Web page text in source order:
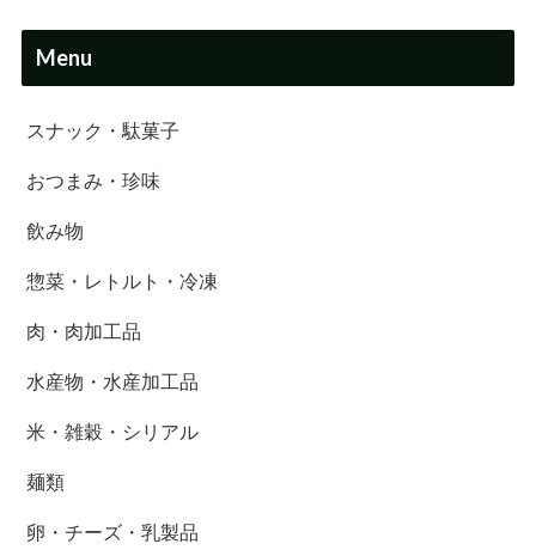
Menu
スナック・駄菓子
おつまみ・珍味
飲み物
惣菜・レトルト・冷凍
肉・肉加工品
水産物・水産加工品
米・雑穀・シリアル
麺類
卵・チーズ・乳製品